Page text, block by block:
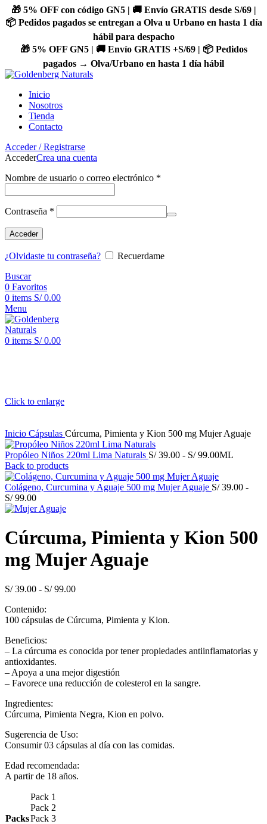
🎁 5% OFF con código GN5 | 🚚 Envío GRATIS desde S/69 |
📦 Pedidos pagados se entregan a Olva u Urbano en hasta 1 día
hábil para despacho
🎁 5% OFF GN5 | 🚚 Envío GRATIS +S/69 | 📦 Pedidos
pagados → Olva/Urbano en hasta 1 día hábil
Inicio
Nosotros
Tienda
Contacto
Acceder / Registrarse
AccederCrea una cuenta
Nombre de usuario o correo electrónico *
Contraseña *
Acceder
¿Olvidaste tu contraseña?
Recuerdame
Buscar
0 Favoritos
0 items S/0.00
Menu
0 items S/0.00
Click to enlarge
Inicio Cápsulas Cúrcuma, Pimienta y Kion 500 mg Mujer Aguaje
Propóleo Niños 220ml Lima Naturals S/39.00 - S/99.00Rango
desde
ML
Back to products
Colágeno, Curcumina y Aguaje 500 mg Mujer Aguaje S/39.00 -
S/99.00Rango
de
S/ 39.00
S/ 99.00
Cúrcuma, Pimienta y Kion 500
mg Mujer Aguaje
S/39.00 - S/99.00Rango
desde
S/ 99.00
Contenido:
100 cápsulas de Cúrcuma, Pimienta y Kion.
Beneficios:
– La cúrcuma es conocida por tener propiedades antiinflamatorias y
antioxidantes.
– Apoya a una mejor digestión
– Favorece una reducción de colesterol en la sangre.
Ingredientes:
Cúrcuma, Pimienta Negra, Kion en polvo.
Sugerencia de Uso:
Consumir 03 cápsulas al día con las comidas.
Edad recomendada:
A partir de 18 años.
Packs
Pack 1
Pack 2
Pack 3